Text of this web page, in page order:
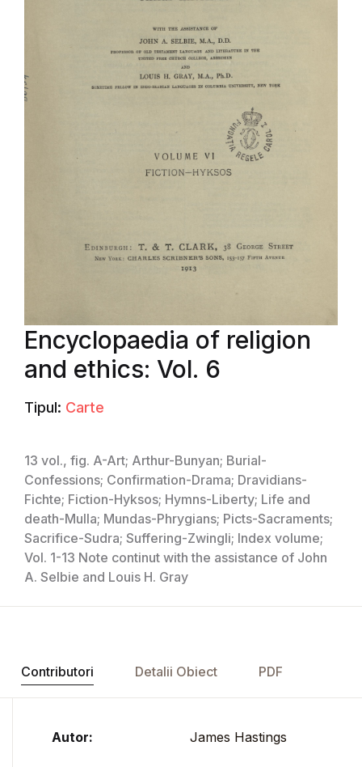
Encyclopaedia of religion
and ethics: Vol. 6
Tipul: Carte
13 vol., fig. A-Art; Arthur-Bunyan; Burial-
Confessions; Confirmation-Drama; Dravidians-
Fichte; Fiction-Hyksos; Hymns-Liberty; Life and
death-Mulla; Mundas-Phrygians; Picts-Sacraments;
Sacrifice-Sudra; Suffering-Zwingli; Index volume;
Vol. 1-13 Note continut with the assistance of John
A. Selbie and Louis H. Gray
Contributori Detalii Obiect PDF
Autor: James Hastings